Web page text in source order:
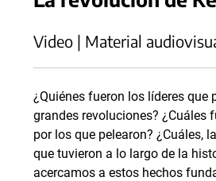
Video | Material
¿Quiénes fueron los líderes que
grandes revoluciones? ¿Cuáles
por los que pelearon? ¿Cuáles,
que tuvieron a lo largo de la
acercamos a estos hechos